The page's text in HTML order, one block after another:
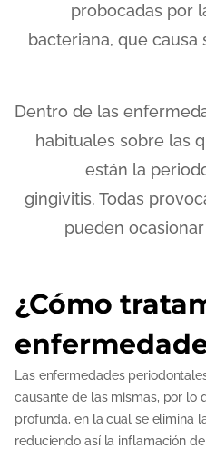
probocadas por
bacteriana, que
Dentro de las
habituales sobre las
están la
gingivitis. Todas
pueden
¿Cómo
Las enfermedades
causante de las mismas, por lo
profunda, en la cual se elimina
reduciendo así la inflamación